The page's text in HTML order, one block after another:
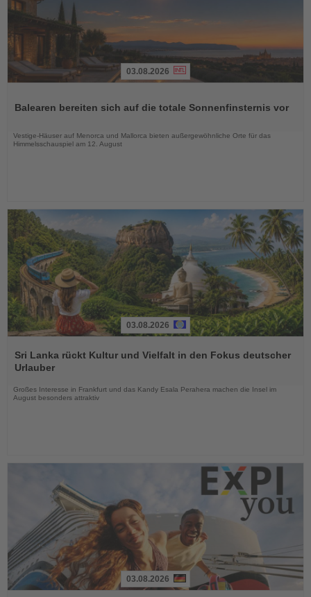
die
03.08.2026
Balearen bereiten sich auf die totale Sonnenfinsternis vor
Vestige-Häuser auf Menorca und Mallorca bieten außergewöhnliche Orte für das
Himmelsschauspiel am 12. August
Sie
die
03.08.2026
Sri Lanka rückt Kultur und Vielfalt in den Fokus deutscher
Urlauber
Großes Interesse in Frankfurt und das Kandy Esala Perahera machen die Insel im
August besonders attraktiv
03.08.2026